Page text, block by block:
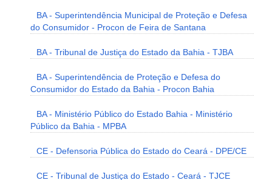
BA - Superintendência Municipal de Proteção e Defesa
do Consumidor - Procon de Feira de Santana
BA - Tribunal de Justiça do Estado da Bahia - TJBA
BA - Superintendência de Proteção e Defesa do
Consumidor do Estado da Bahia - Procon Bahia
BA - Ministério Público do Estado Bahia - Ministério
Público da Bahia - MPBA
CE - Defensoria Pública do Estado do Ceará - DPE/CE
CE - Tribunal de Justiça do Estado - Ceará - TJCE